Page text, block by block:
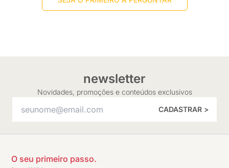
newsletter
Novidades, promoções e conteúdos exclusivos
CADASTRAR >
O seu primeiro passo.